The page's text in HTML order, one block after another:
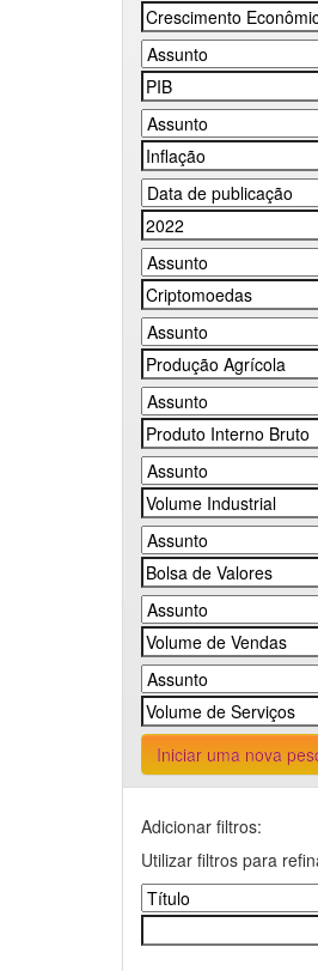
Iniciar uma nova
Adicionar filtros:
Utilizar filtros para